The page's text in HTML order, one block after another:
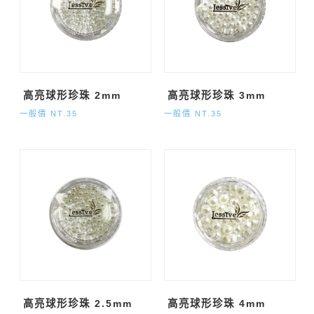
高亮球形珍珠 2mm
一般價 NT.35
高亮球形珍珠 3mm
一般價 NT.35
高亮球形珍珠 2.5mm 高亮球形珍珠 4mm